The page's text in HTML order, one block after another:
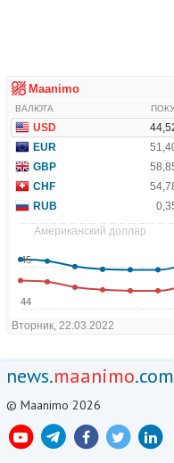
news.maanimo.com
© Maanimo 2026